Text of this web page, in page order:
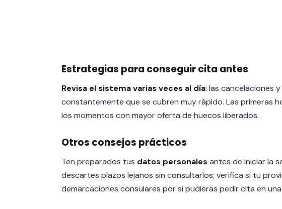
Estrategias para conseguir cita antes
Revisa el sistema varias veces al día: las cancelaciones
constantemente que se cubren muy rápido. Las primeras
los momentos con mayor oferta de huecos liberados.
Otros consejos prácticos
Ten preparados tus datos personales antes de iniciar la
descartes plazos lejanos sin consultarlos; verifica si tu
demarcaciones consulares por si pudieras pedir cita en